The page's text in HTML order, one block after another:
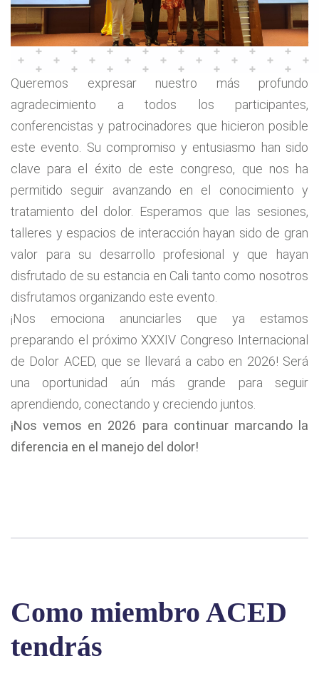
Queremos expresar nuestro más profundo
agradecimiento a todos los participantes,
conferencistas y patrocinadores que hicieron posible
este evento. Su compromiso y entusiasmo han sido
clave para el éxito de este congreso, que nos ha
permitido seguir avanzando en el conocimiento y
tratamiento del dolor. Esperamos que las sesiones,
talleres y espacios de interacción hayan sido de gran
valor para su desarrollo profesional y que hayan
disfrutado de su estancia en Cali tanto como nosotros
disfrutamos organizando este evento.
¡Nos emociona anunciarles que ya estamos
preparando el próximo XXXIV Congreso Internacional
de Dolor ACED, que se llevará a cabo en 2026! Será
una oportunidad aún más grande para seguir
aprendiendo, conectando y creciendo juntos.
¡Nos vemos en 2026 para continuar marcando la
diferencia en el manejo del dolor!
Como miembro ACED
tendrás